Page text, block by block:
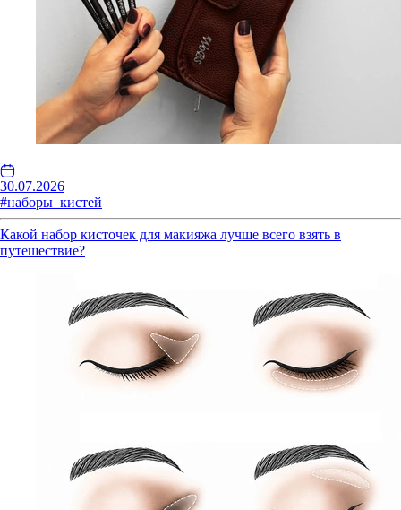
30.07.2026
#наборы_кистей
Какой набор кисточек для макияжа лучше всего взять в
путешествие?